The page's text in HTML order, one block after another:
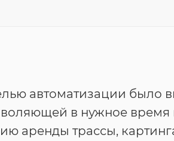
автоматизации было
в нужное время
аренды трассы,